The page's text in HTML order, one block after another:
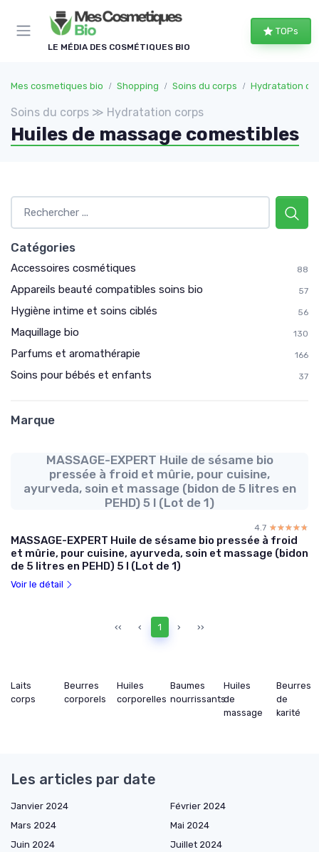
LE MÉDIA DES COSMÉTIQUES BIO
TOPs
Mes cosmetiques bio Shopping Soins du corps Hydratation
Soins du corps ≫ Hydratation corps
Huiles de massage comestibles
Catégories
Accessoires cosmétiques 88
Appareils beauté compatibles soins bio 57
Hygiène intime et soins ciblés 56
Maquillage bio 130
Parfums et aromathérapie 166
Soins pour bébés et enfants 37
Marque
MASSAGE-EXPERT Huile de sésame bio
pressée à froid et mûrie, pour cuisine,
ayurveda, soin et massage (bidon de 5 litres en
PEHD) 5 l (Lot de 1)
4.7 ☆☆☆☆☆
★★★★★
MASSAGE-EXPERT Huile de sésame bio pressée à froid
et mûrie, pour cuisine, ayurveda, soin et massage (bidon
de 5 litres en PEHD) 5 l (Lot de 1)
Voir le détail
‹‹ ‹ 1 › ››
Laits
corps
Beurres
corporels
Huiles
corporelles
Baumes
nourrissants
Huiles
de
massage
Beurres
de
karité
Les articles par date
Janvier 2024
Février 2024
Mars 2024
Mai 2024
Juin 2024
Juillet 2024
Panneau de gestion des cookies